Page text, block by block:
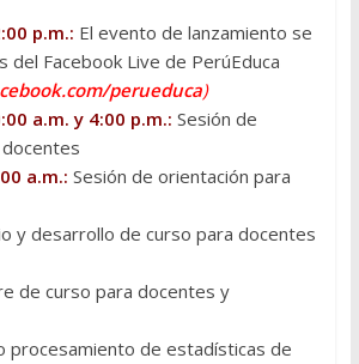
p.m.: El evento de lanzamiento se
del Facebook Live de PerúEduca
perueduca)
a.m. y 4:00 p.m.: Sesión de
a.m.: Sesión de orientación para
y desarrollo de curso para docentes
de curso para docentes y
procesamiento de estadísticas de